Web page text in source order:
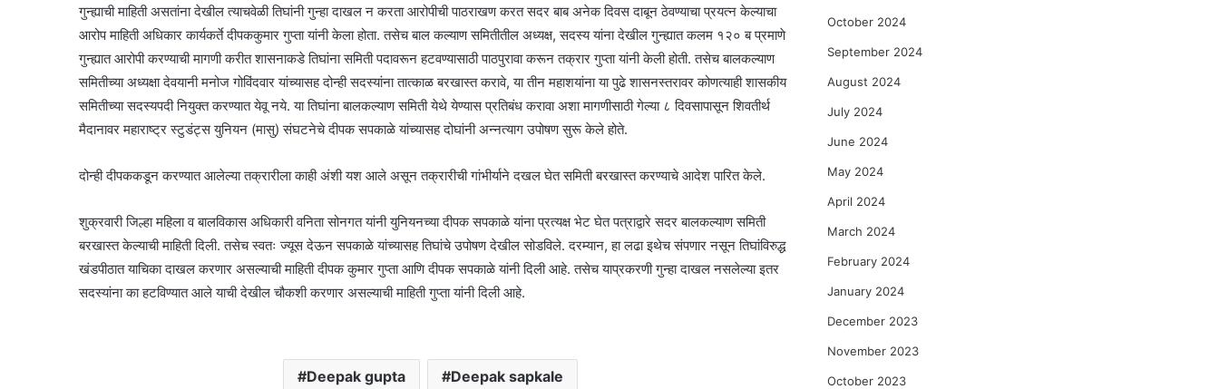
गुन्ह्याची माहिती असतांना देखील त्याचवेळी तिघांनी गुन्हा दाखल न करता आरोपीची पाठराखण करत सदर बाब अनेक दिवस दाबून ठेवण्याचा प्रयत्न केल्याचा
आरोप माहिती अधिकार कार्यकर्ते दीपककुमार गुप्ता यांनी केला होता. तसेच बाल कल्याण समितीतील अध्यक्ष, सदस्य यांना देखील गुन्ह्यात कलम १२० ब प्रमाणे
गुन्ह्यात आरोपी करण्याची मागणी करीत शासनाकडे तिघांना समिती पदावरून हटवण्यासाठी पाठपुरावा करून तक्रार गुप्ता यांनी केली होती. तसेच बालकल्याण
समितीच्या अध्यक्षा देवयानी मनोज गोविंदवार यांच्यासह दोन्ही सदस्यांना तात्काळ बरखास्त करावे, या तीन महाशयांना या पुढे शासनस्तरावर कोणत्याही शासकीय
समितीच्या सदस्यपदी नियुक्त करण्यात येवू नये. या तिघांना बालकल्याण समिती येथे येण्यास प्रतिबंध करावा अशा मागणीसाठी गेल्या ८ दिवसापासून शिवतीर्थ
मैदानावर महाराष्ट्र स्टुडंट्स युनियन (मासु) संघटनेचे दीपक सपकाळे यांच्यासह दोघांनी अन्नत्याग उपोषण सुरू केले होते.
दोन्ही दीपककडून करण्यात आलेल्या तक्रारीला काही अंशी यश आले असून तक्रारीची गांभीर्याने दखल घेत समिती बरखास्त करण्याचे आदेश पारित केले.
शुक्रवारी जिल्हा महिला व बालविकास अधिकारी वनिता सोनगत यांनी युनियनच्या दीपक सपकाळे यांना प्रत्यक्ष भेट घेत पत्राद्वारे सदर बालकल्याण समिती
बरखास्त केल्याची माहिती दिली. तसेच स्वतः ज्यूस देऊन सपकाळे यांच्यासह तिघांचे उपोषण देखील सोडविले. दरम्यान, हा लढा इथेच संपणार नसून तिघांविरुद्ध
खंडपीठात याचिका दाखल करणार असल्याची माहिती दीपक कुमार गुप्ता आणि दीपक सपकाळे यांनी दिली आहे. तसेच याप्रकरणी गुन्हा दाखल नसलेल्या इतर
सदस्यांना का हटविण्यात आले याची देखील चौकशी करणार असल्याची माहिती गुप्ता यांनी दिली आहे.
Deepak gupta Deepak sapkale
October 2024
September 2024
August 2024
July 2024
June 2024
May 2024
April 2024
March 2024
February 2024
January 2024
December 2023
November 2023
October 2023